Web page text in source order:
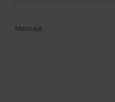
Mensaje